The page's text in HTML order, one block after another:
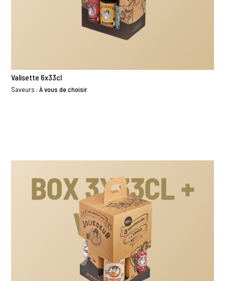
Valisette 6x33cl
Saveurs :À vous de choisir
BOX 3X33CL +
VERRE